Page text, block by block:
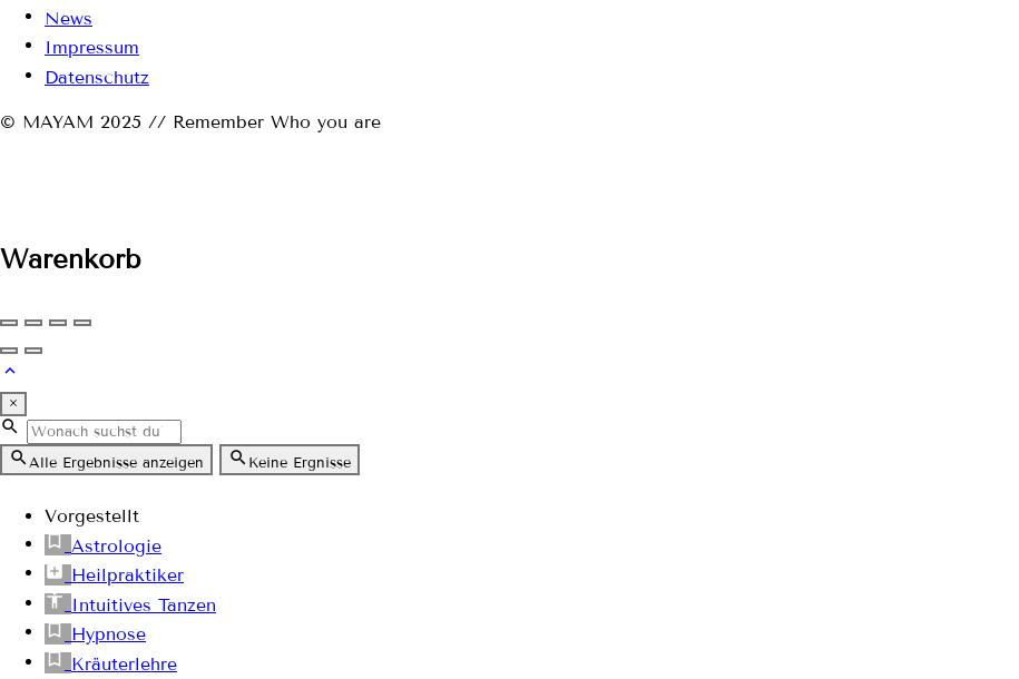
News
Impressum
Datenschutz
© MAYAM 2025 // Remember Who you are
Warenkorb
×
Alle Ergebnisse anzeigen Keine Ergnisse
Vorgestellt
Astrologie
Heilpraktiker
Intuitives Tanzen
Hypnose
Kräuterlehre